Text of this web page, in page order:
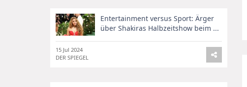
Entertainment versus Sport: Ärger
über Shakiras Halbzeitshow beim ...
15 Jul 2024
DER SPIEGEL